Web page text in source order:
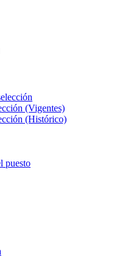
(Vigentes)
(Histórico)
puesto